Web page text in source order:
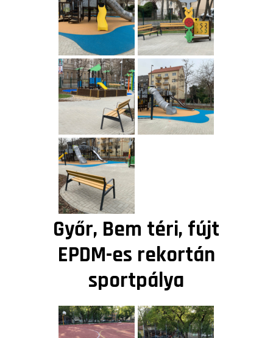
Győr, Bem téri, fújt
EPDM-es rekortán
sportpálya